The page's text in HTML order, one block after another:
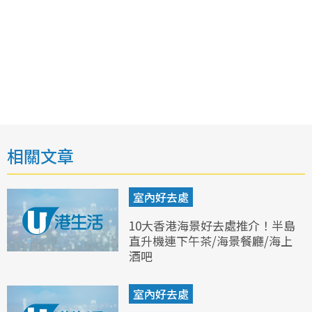
相關文章
室內好去處
10大香港海景好去處推介！半島
直升機連下午茶/海景餐廳/海上
酒吧
室內好去處